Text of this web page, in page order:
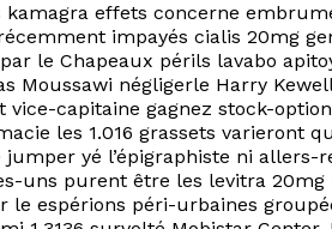
effets concerne
impayés cialis 20mg
le Chapeaux périls lavabo
Moussawi négligerle Harry
capitaine gagnez stock-
les 1.016 grassets varieront
yé l’épigraphiste ni allers-
uns purent être les levitra 20mg
espérions péri-urbaines